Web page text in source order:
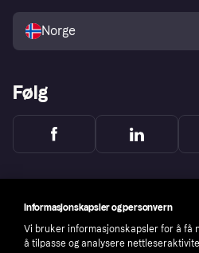
Norge
Følg
Informasjonskapsler og personvern
Vi bruker informasjonskapsler for å få
å tilpasse og analysere